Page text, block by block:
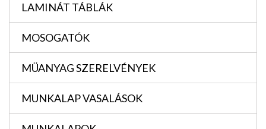
LAMINÁT TÁBLÁK
MOSOGATÓK
MÜANYAG SZERELVÉNYEK
MUNKALAP VASALÁSOK